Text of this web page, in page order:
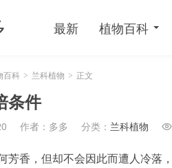
最新 植物百科
百科 > 兰科植物 > 正文
条件
作者：多多 分类： 兰科植物 
芳香，但却不会因此而遭人冷落